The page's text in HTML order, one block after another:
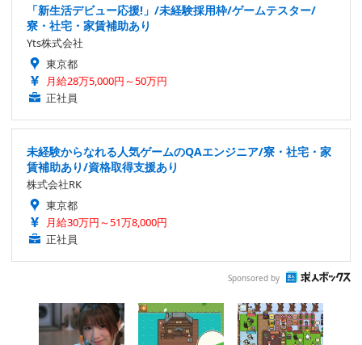
「新生活デビュー応援!」/未経験採用枠/ゲームテスター/
寮・社宅・家賃補助あり
Yts株式会社
東京都
月給28万5,000円～50万円
正社員
未経験からなれる人気ゲームのQAエンジニア/寮・社宅・家
賃補助あり/資格取得支援あり
株式会社RK
東京都
月給30万円～51万8,000円
正社員
Sponsored by